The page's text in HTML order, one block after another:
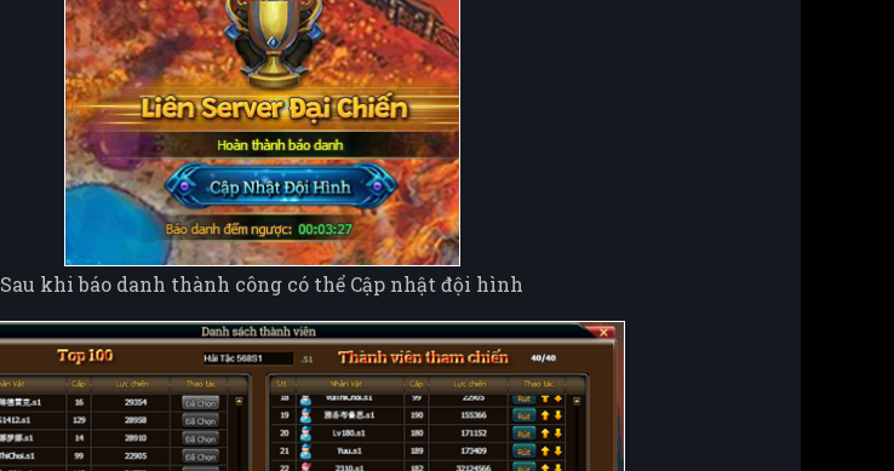
Sau khi báo danh thành công có thể Cập nhật đội hình